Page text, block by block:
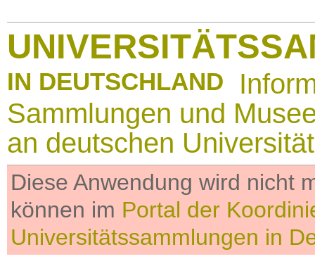
IN DEUTSCHLAND
Sammlungen und
an deutschen
Diese Anwendung wird nicht
können im Portal der
Universitätssammlungen in